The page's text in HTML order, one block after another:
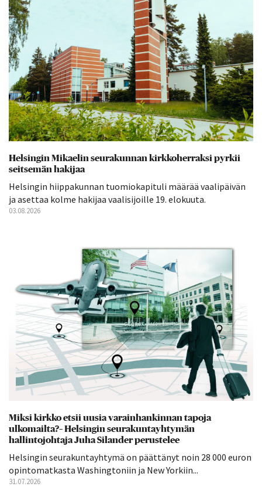
Helsingin Mikaelin seurakunnan kirkkoherraksi pyrkii
seitsemän hakijaa
Helsingin hiippakunnan tuomiokapituli määrää vaalipäivän
ja asettaa kolme hakijaa vaalisijoille 19. elokuuta.
03.08.2026
Miksi kirkko etsii uusia varainhankinnan tapoja
ulkomailta?– Helsingin seurakuntayhtymän
hallintojohtaja Juha Silander perustelee
Helsingin seurakuntayhtymä on päättänyt noin 28 000 euron
opintomatkasta Washingtoniin ja New Yorkiin...
31.07.2026